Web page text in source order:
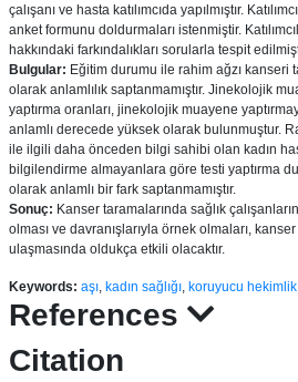
çalışanı ve hasta katılımcıda yapılmıştır.
anket formunu doldurmaları istenmiştir.
hakkındaki farkındalıkları sorularla tespit
Bulgular: Eğitim durumu ile rahim ağzı kanseri
olarak anlamlılık saptanmamıştır. Jinekolojik
yaptırma oranları, jinekolojik muayene
anlamlı derecede yüksek olarak bulunmuştur.
ile ilgili daha önceden bilgi sahibi olan kadın
bilgilendirme almayanlara göre testi yaptırma
olarak anlamlı bir fark saptanmamıştır.
Sonuç: Kanser taramalarında sağlık
olması ve davranışlarıyla örnek olmaları,
ulaşmasında oldukça etkili olacaktır.
Keywords: aşı, kadın sağlığı, koruyucu hekimlik
References
Citation